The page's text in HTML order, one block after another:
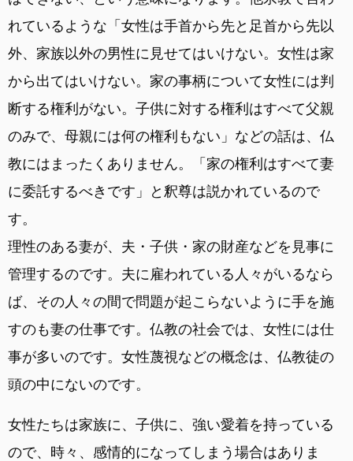
れているような「女性は手首から先と足首から先以
外、家族以外の男性に見せてはいけない。女性は家
から出てはいけない。家の事柄について女性には判
断する権利がない。子供に対する権利はすべて父親
のみで、母親には何の権利もない」などの話は、仏
教にはまったくありません。「家の権利はすべて妻
に委託するべきです」と釈尊は説かれているので
す。
理性のある妻が、夫・子供・家の財産などを見事に
管理するのです。夫に雇われている人々がいるなら
ば、その人々の間で問題が起こらないように手を施
すのも妻の仕事です。仏教の社会では、女性には仕
事が多いのです。女性蔑視などの概念は、仏教徒の
頭の中にないのです。
女性たちは家族に、子供に、強い愛着を持っている
ので、時々、感情的になってしまう場合はありま